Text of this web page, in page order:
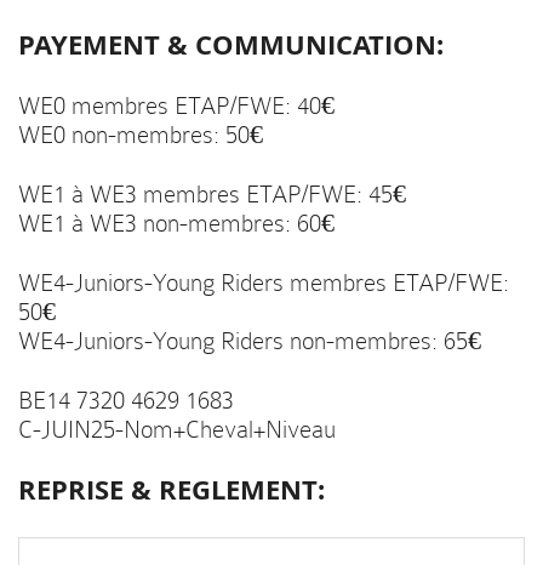
PAYEMENT & COMMUNICATION:
WE0 membres ETAP/FWE: 40€
WE0 non-membres: 50€
WE1 à WE3 membres ETAP/FWE: 45€
WE1 à WE3 non-membres: 60€
WE4-Juniors-Young Riders membres ETAP/FWE:
50€
WE4-Juniors-Young Riders non-membres: 65€
BE14 7320 4629 1683
C-JUIN25-Nom+Cheval+Niveau
REPRISE & REGLEMENT: